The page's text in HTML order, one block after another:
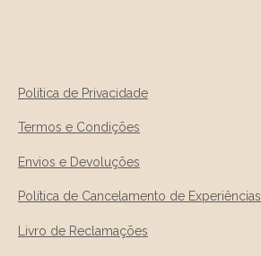
Política de Privacidade
Termos e Condições
Envios e Devoluções
Política de Cancelamento de Experiências
Livro de Reclamações